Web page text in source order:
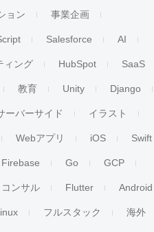
ョン 事業企画
Salesforce AI
ィング HubSpot SaaS
教育 Unity Django
ーバーサイド イラスト
Webアプリ iOS Swift
Firebase Go GCP
コンサル Flutter Android
フルスタック 海外